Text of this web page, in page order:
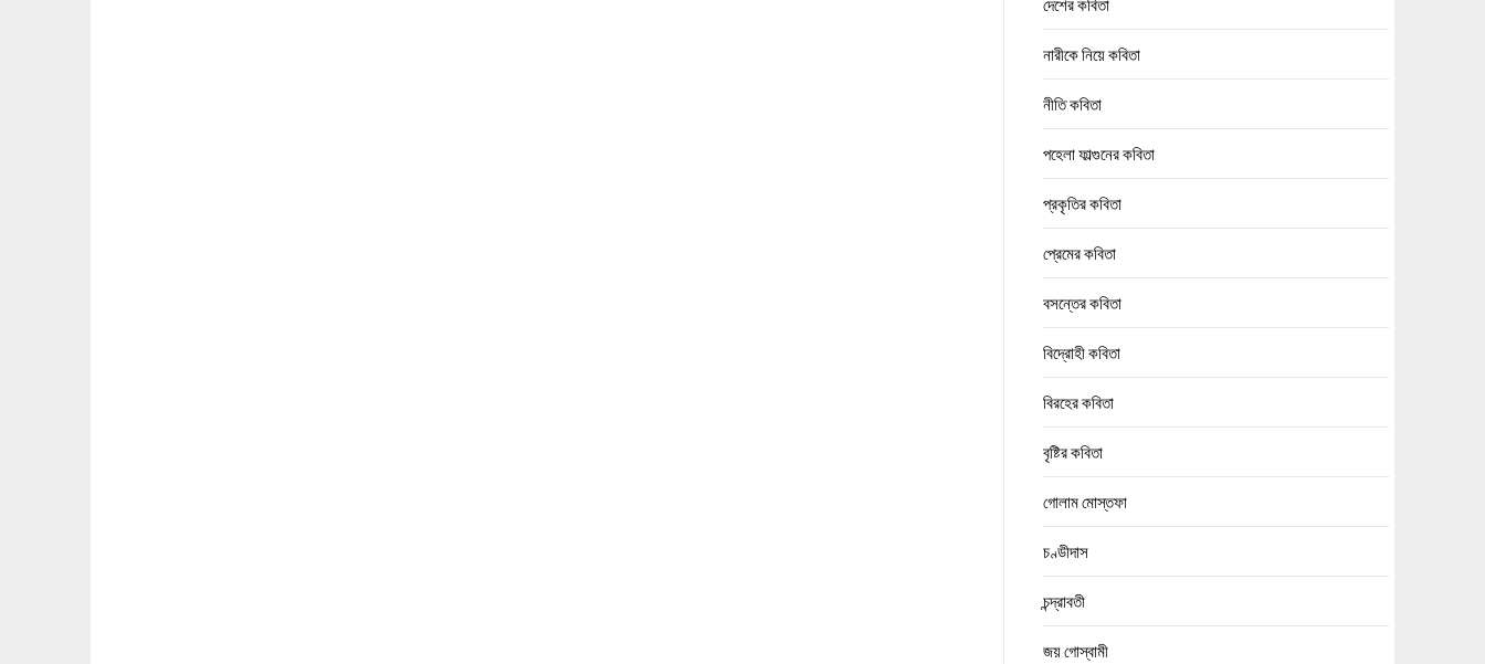
দেশের কবিতা
নারীকে নিয়ে কবিতা
নীতি কবিতা
পহেলা ফাল্গুনের কবিতা
প্রকৃতির কবিতা
প্রেমের কবিতা
বসন্তের কবিতা
বিদ্রোহী কবিতা
বিরহের কবিতা
বৃষ্টির কবিতা
গোলাম মোস্তফা
চণ্ডীদাস
চন্দ্রাবতী
জয় গোস্বামী